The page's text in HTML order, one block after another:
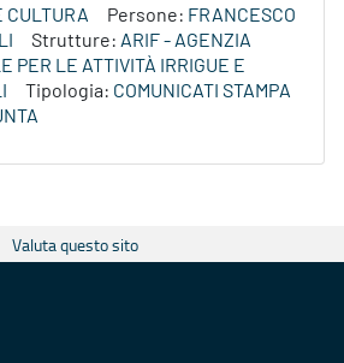
CULTURA
Persone: FRANCESCO
Strutture: ARIF - AGENZIA
PER LE ATTIVITÀ IRRIGUE E
Tipologia: COMUNICATI STAMPA
Valuta questo sito